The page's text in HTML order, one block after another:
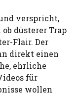
verspricht,
düsterer Trap
Flair. Der
direkt einen
ehrliche
für
wollen